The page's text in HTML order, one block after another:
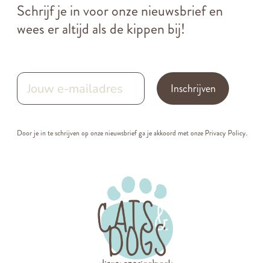
Schrijf je in voor onze nieuwsbrief en
wees er altijd als de kippen bij!
Inschrijven
Door je in te schrijven op onze nieuwsbrief ga je akkoord met onze Privacy Policy.